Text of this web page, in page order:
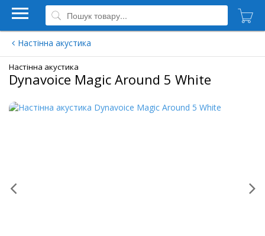
Настінна акустика
Настінна акустика
Dynavoice Magic Around 5 White